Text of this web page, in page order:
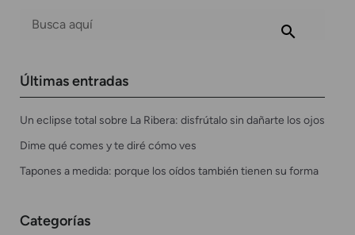
Últimas entradas
Un eclipse total sobre La Ribera: disfrútalo sin dañarte los ojos
Dime qué comes y te diré cómo ves
Tapones a medida: porque los oídos también tienen su forma
Categorías